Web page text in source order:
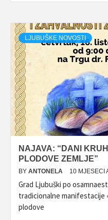
LJUBUŠKE NOVOSTI
NAJAVA: “DANI
PLODOVE ZEMLJE”
BY ANTONELA 10 MJESECI
Grad Ljubuški po
tradicionalne manifestacije
plodove